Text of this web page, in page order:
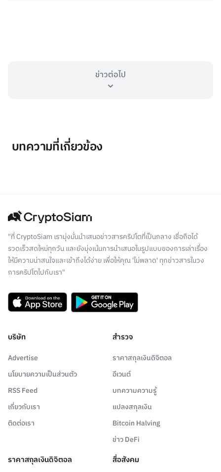
ข่าวต่อไป
บทความที่เกี่ยวข้อง
"ที่ CryptoSiam เรามุ่งมั่นนำเสนอข่าวสารคริปโตที่เป็นกลาง เชื่อถือได้
รวดเร็วสดใหม่ทุกวัน และยังมุ่งเน้นการนำเสนอในรูปแบบของการเล่าเรื่อง
ให้มีความน่าสนใจและเข้าถึงได้ง่าย เพื่อให้คุณ 'ไม่พลาด' ทุกข่าวสารในวง
การคริปโตไปกับเรา"
บริษัท
Advertise
นโยบายความเป็นส่วนตัว
RSS Feed
เกี่ยวกับเรา
ติดต่อเรา
สำรวจ
ราคาสกุลเงินดิจิตอล
อีเวนต์
บทความความรู้
แปลงสกุลเงิน
Bitcoin Halving
ข่าว DeFi
ราคาสกุลเงินดิจิตอล สื่อสังคม